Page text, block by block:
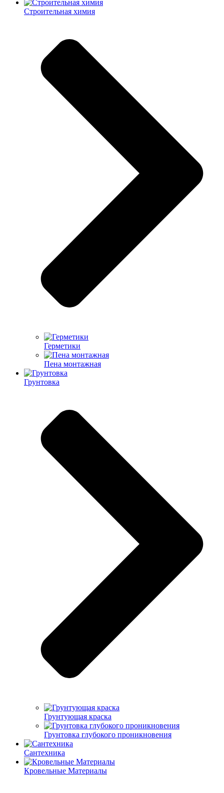
Строительная химия
Герметики
Пена монтажная
Грунтовка
Грунтующая краска
Грунтовка глубокого проникновения
Сантехника
Кровельные Материалы